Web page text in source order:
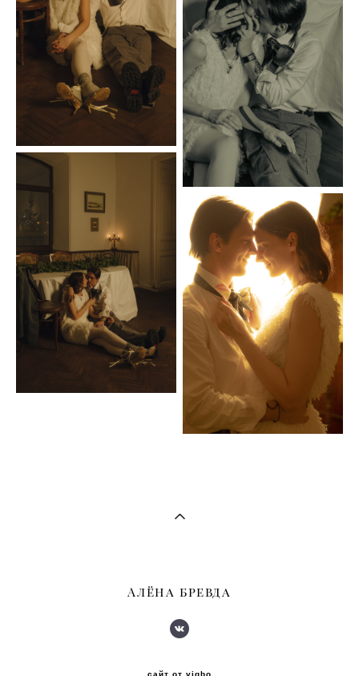
Алёна бревда
сайт от vigbo